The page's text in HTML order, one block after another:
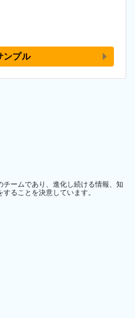
ンプル
ームであり、進化し続ける情報、知
ることを決意しています。